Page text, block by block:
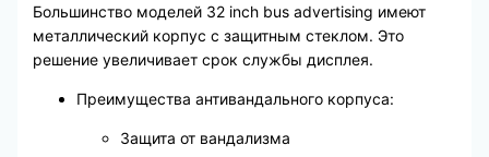
Большинство моделей 32 inch bus advertising имеют
металлический корпус с защитным стеклом. Это
решение увеличивает срок службы дисплея.
Преимущества антивандального корпуса:
Защита от вандализма